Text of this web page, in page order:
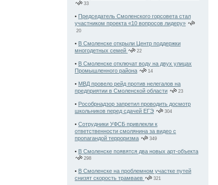
33
• Председатель Смоленского горсовета стал
участником проекта «10 вопросов лидеру»
20
• В Смоленске открыли Центр поддержки
многодетных семей
22
• В Смоленске отключат воду на двух улицах
Промышленного района
14
• МВД провело рейд против нелегалов на
предприятии в Смоленской области
23
• Рособрнадзор запретил проводить досмотр
школьников перед сдачей ЕГЭ
304
• Сотрудники УФСБ привлекли к
ответственности смолянина за видео с
пропагандой терроризма
349
• В Смоленске появятся два новых арт-объекта
298
• В Смоленске на проблемном участке путей
снизят скорость трамваев
321